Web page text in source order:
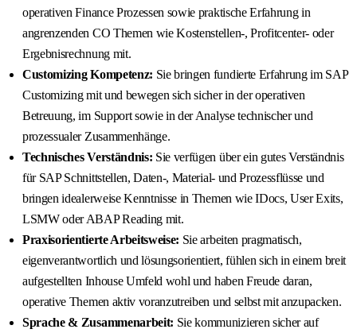
operativen Finance Prozessen sowie praktische Erfahrung in
angrenzenden CO Themen wie Kostenstellen-, Profitcenter- oder
Ergebnisrechnung mit.
Customizing Kompetenz: Sie bringen fundierte Erfahrung im SAP
Customizing mit und bewegen sich sicher in der operativen
Betreuung, im Support sowie in der Analyse technischer und
prozessualer Zusammenhänge.
Technisches Verständnis: Sie verfügen über ein gutes Verständnis
für SAP Schnittstellen, Daten-, Material- und Prozessflüsse und
bringen idealerweise Kenntnisse in Themen wie IDocs, User Exits,
LSMW oder ABAP Reading mit.
Praxisorientierte Arbeitsweise: Sie arbeiten pragmatisch,
eigenverantwortlich und lösungsorientiert, fühlen sich in einem breit
aufgestellten Inhouse Umfeld wohl und haben Freude daran,
operative Themen aktiv voranzutreiben und selbst mit anzupacken.
Sprache & Zusammenarbeit: Sie kommunizieren sicher auf